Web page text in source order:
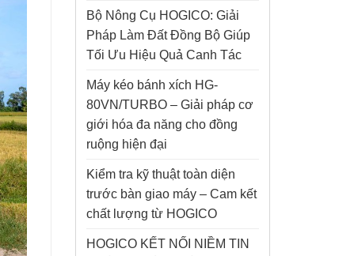
Bộ Nông Cụ HOGICO: Giải
Pháp Làm Đất Đồng Bộ Giúp
Tối Ưu Hiệu Quả Canh Tác
Máy kéo bánh xích HG-
80VN/TURBO – Giải pháp cơ
giới hóa đa năng cho đồng
ruộng hiện đại
Kiểm tra kỹ thuật toàn diện
trước bàn giao máy – Cam kết
chất lượng từ HOGICO
HOGICO KẾT NỐI NIỀM TIN